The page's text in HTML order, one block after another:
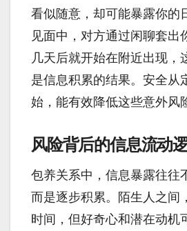
看似随意，却可能暴露你的
见面中，对方通过闲聊套出
几天后就开始在附近出现，
是信息积累的结果。安全从
始，能有效降低这些意外风
风险背后的信息流动
包养关系中，信息暴露往往
而是逐步积累。陌生人之间
时间，但好奇心和潜在动机